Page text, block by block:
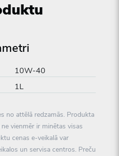
10W-40
1L
no attēlā redzamās. Produkta
vienmēr ir minētas visas
cenas e-veikalā var
un servisa centros. Preču